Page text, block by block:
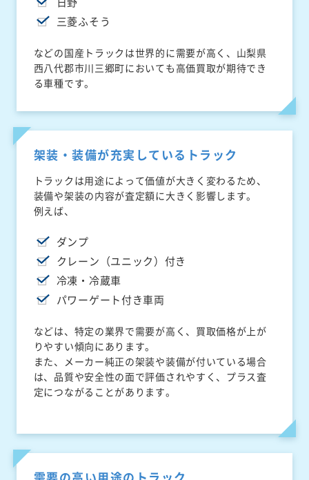
三菱ふそう
などの国産トラックは世界的に需要が高く、山梨県
西八代郡市川三郷町においても高価買取が期待でき
る車種です。
架装・装備が充実しているトラック
トラックは用途によって価値が大きく変わるため、
装備や架装の内容が査定額に大きく影響します。
例えば、
ダンプ
クレーン（ユニック）付き
冷凍・冷蔵車
パワーゲート付き車両
などは、特定の業界で需要が高く、買取価格が上が
りやすい傾向にあります。
また、メーカー純正の架装や装備が付いている場合
は、品質や安全性の面で評価されやすく、プラス査
定につながることがあります。